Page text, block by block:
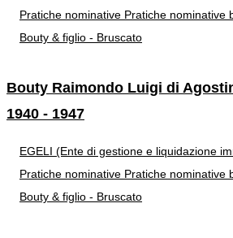
Pratiche nominative Pratiche nominative
Bouty & figlio - Bruscato
Bouty Raimondo Luigi di
1940 - 1947
EGELI (Ente di gestione e liquidazione
Pratiche nominative Pratiche nominative
Bouty & figlio - Bruscato